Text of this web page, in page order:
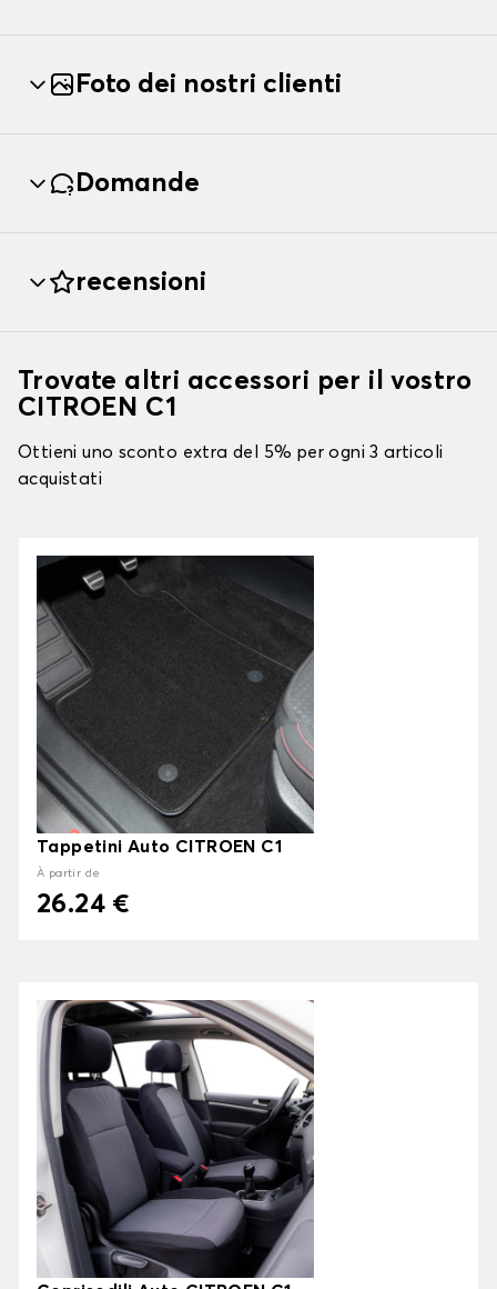
Foto dei nostri clienti
Domande
recensioni
Trovate altri accessori per il vostro
CITROEN C1
Ottieni uno sconto extra del 5% per ogni 3 articoli
acquistati
Tappetini Auto CITROEN C1
À partir de
26.24 €